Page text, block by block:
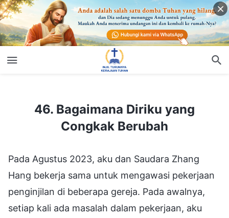
46. Bagaimana Diriku yang Congkak Berubah
46. Bagaimana Diriku yang
Congkak Berubah
Pada Agustus 2023, aku dan Saudara Zhang
Hang bekerja sama untuk mengawasi pekerjaan
penginjilan di beberapa gereja. Pada awalnya,
setiap kali ada masalah dalam pekerjaan, aku